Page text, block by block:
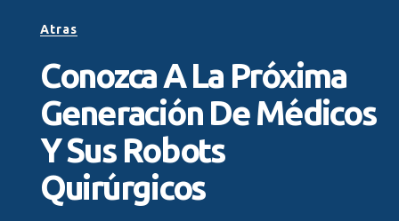
Atras
Conozca A La Próxima
Generación De Médicos
Y Sus Robots
Quirúrgicos